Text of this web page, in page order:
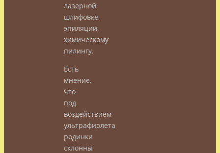
лазерной
шлифовке,
эпиляции,
химическому
пилингу.
Есть
мнение,
что
под
воздействием
ультрафиолета
родинки
склонны